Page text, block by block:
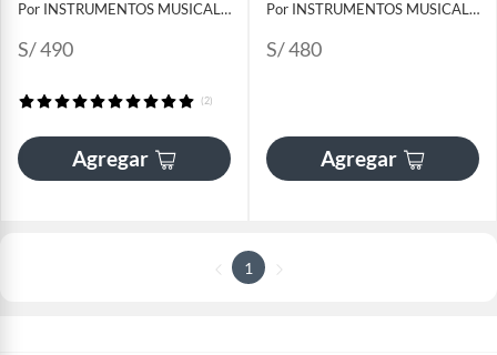
Por INSTRUMENTOS MUSICALES AYMARA
S/ 490
(2)
Agregar
Por INSTRUMENTOS MUSICALES AYMARA
S/ 480
Agregar
1